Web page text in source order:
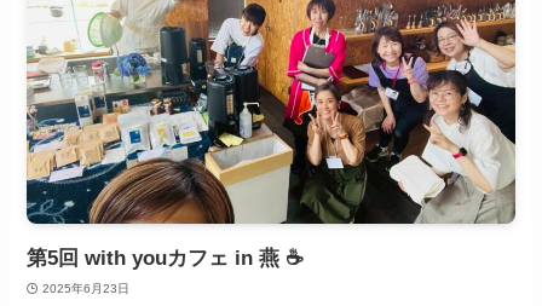
第5回 with youカフェ in 燕 ☕️
2025年6月23日